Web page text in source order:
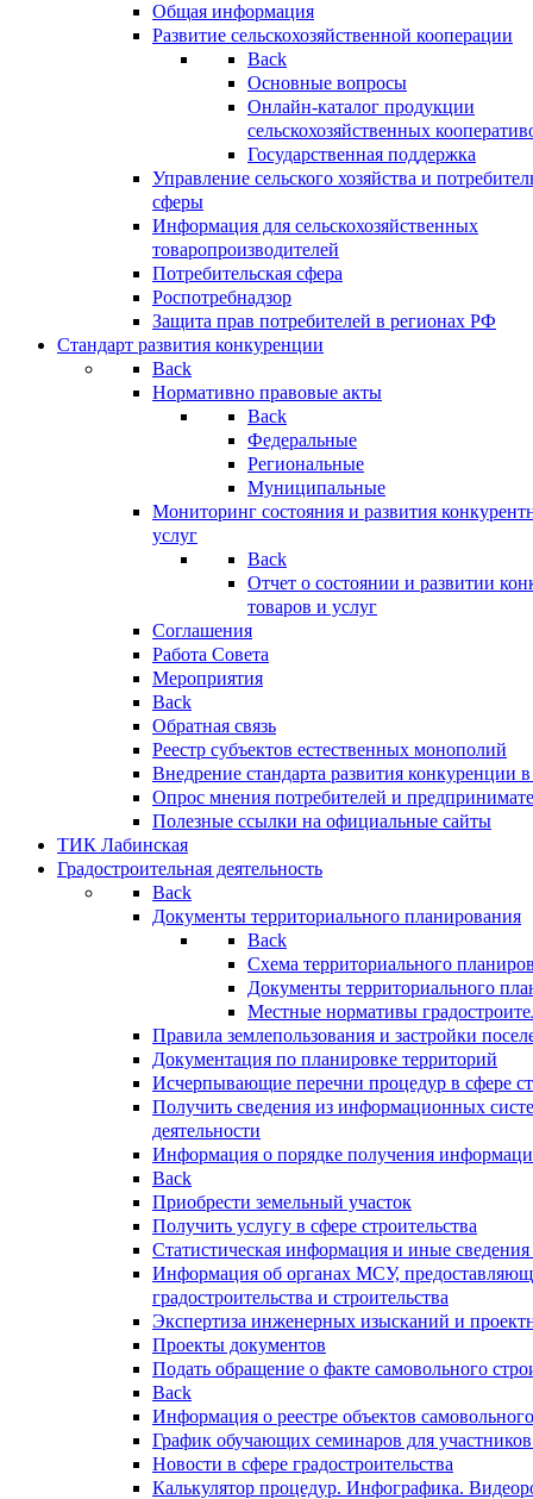
Общая информация
Развитие сельскохозяйственной кооперации
Back
Основные вопросы
Онлайн-каталог продукции
сельскохозяйственных
Государственная поддержка
Управление сельского хозяйства и
сферы
Информация для сельскохозяйственных
товаропроизводителей
Потребительская сфера
Роспотребнадзор
Защита прав потребителей в регионах РФ
Стандарт развития конкуренции
Back
Нормативно правовые акты
Back
Федеральные
Региональные
Муниципальные
Мониторинг состояния и развития
услуг
Back
Отчет о состоянии и развитии
товаров и услуг
Соглашения
Работа Совета
Мероприятия
Back
Обратная связь
Реестр субъектов естественных монополий
Внедрение стандарта развития конкуренции
Опрос мнения потребителей и
Полезные ссылки на официальные сайты
ТИК Лабинская
Градостроительная деятельность
Back
Документы территориального планирования
Back
Схема территориального
Документы территориального
Местные нормативы
Правила землепользования и застройки
Документация по планировке территорий
Исчерпывающие перечни процедур в сфере
Получить сведения из информационных
деятельности
Информация о порядке получения
Back
Приобрести земельный участок
Получить услугу в сфере строительства
Статистическая информация и иные сведения
Информация об органах МСУ,
градостроительства и строительства
Экспертиза инженерных изысканий и
Проекты документов
Подать обращение о факте самовольного
Back
Информация о реестре объектов
График обучающих семинаров для участников
Новости в сфере градостроительства
Калькулятор процедур. Инфографика.